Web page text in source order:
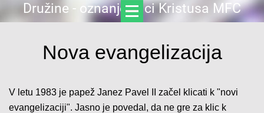
Družine - oznanjevalci Kristusa MFC
Nova evangelizacija
V letu 1983 je papež Janez Pavel II začel klicati k "novi
evangelizaciji". Jasno je povedal, da ne gre za klic k